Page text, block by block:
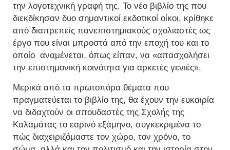
την λογοτεχνική γραφή της. Το νέο βιβλίο της που
διεκδίκησαν δυο σημαντικοί εκδοτικοί οίκοι, κρίθηκε
από διαπρεπείς πανεπιστημιακούς σχολιαστές ως
έργο που είναι μπροστά από την εποχή του και το
οποίο αναμένεται, όπως είπαν, να «απασχολήσει
την επιστημονική κοινότητα για αρκετές γενιές».
Μερικά από τα πρωτοπόρα θέματα που
πραγματεύεται το βιβλίο της, θα έχουν την ευκαιρία
να διδαχτούν οι σπουδαστές της Σχολής της
Καλαμάτας το εαρινό εξάμηνο, συγκεκριμένα το
πώς διαχειριζόμαστε τον χώρο, τον χρόνο, το